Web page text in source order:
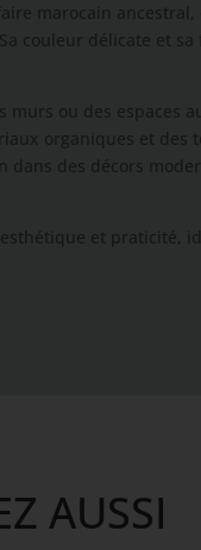
marocain ancestral,
couleur délicate et sa
ou des espaces
organiques et des
des décors
et praticité,
AUSSI